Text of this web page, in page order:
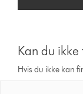
Kan du
Hvis du ikke kan